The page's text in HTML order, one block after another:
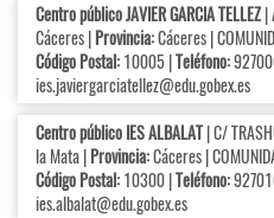
Centro público JAVIER GARCIA TELLEZ|
Cáceres |Provincia:Cáceres |
Código Postal:10005 |Teléfono:
ies.javiergarciatellez@edu.gobex.es
Centro público IES ALBALAT| C/
la Mata |Provincia:Cáceres |
Código Postal:10300 |Teléfono:
ies.albalat@edu.gobex.es